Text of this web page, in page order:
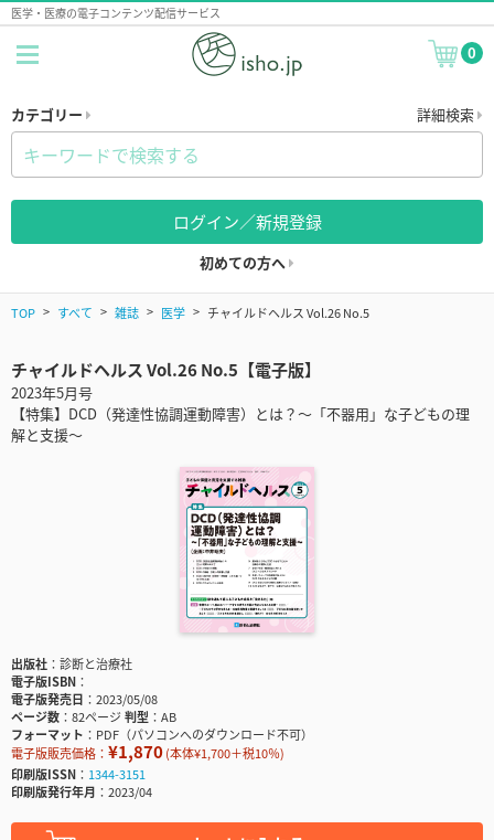
医学・医療の電子コンテンツ配信サービス
0
カテゴリー 詳細検索
ログイン／新規登録
初めての方へ
TOP すべて 雑誌 医学 チャイルドヘルス Vol.26 No.5
チャイルドヘルス Vol.26 No.5【電子版】
2023年5月号
【特集】DCD（発達性協調運動障害）とは？～「不器用」な子どもの理
解と支援～
出版社
診断と治療社
電子版ISBN
電子版発売日
2023/05/08
ページ数
82ページ判型
AB
フォーマット
PDF（パソコンへのダウンロード不可）
電子版販売価格： ¥1,870(本体¥1,700＋税10％)
印刷版ISSN
1344-3151
印刷版発行年月
2023/04